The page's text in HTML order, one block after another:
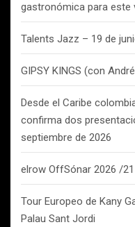
gastronómica para este
Talents Jazz – 19 de
GIPSY KINGS (con
Desde el Caribe
confirma dos
septiembre de 2026
elrow OffSónar 2026 /21
Tour Europeo de Kany
Palau Sant Jordi